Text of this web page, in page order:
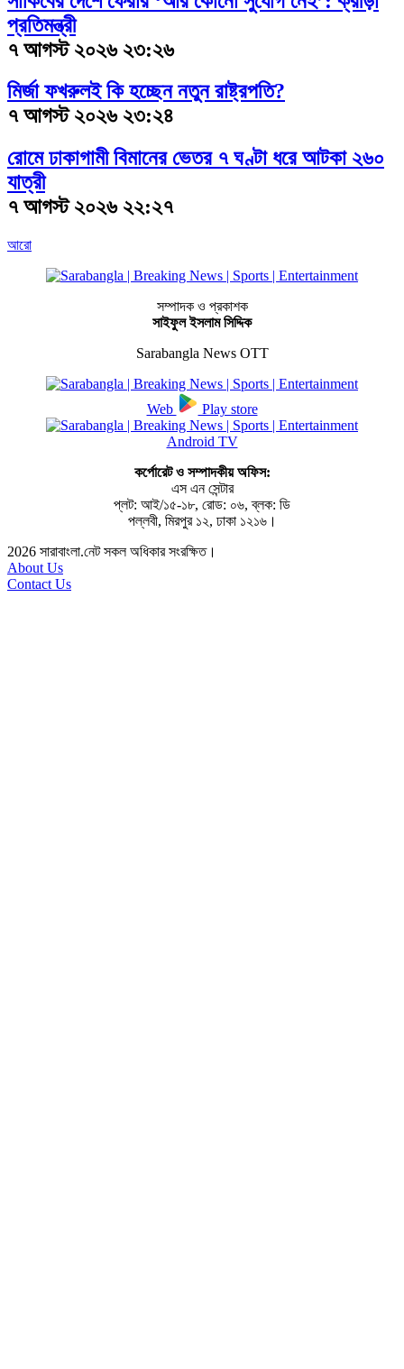
প্রতিমন্ত্রী
৭ আগস্ট ২০২৬ ২৩:২৬
মির্জা ফখরুলই কি হচ্ছেন নতুন রাষ্ট্রপতি?
৭ আগস্ট ২০২৬ ২৩:২৪
রোমে ঢাকাগামী বিমানের ভেতর ৭ ঘণ্টা ধরে আটকা ২৬০
যাত্রী
৭ আগস্ট ২০২৬ ২২:২৭
আরো
সম্পাদক ও প্রকাশক
সাইফুল ইসলাম সিদ্দিক
Sarabangla News OTT
Web Play store
Android TV
কর্পোরেট ও সম্পাদকীয় অফিস:
এস এন সেন্টার
প্লট: আই/১৫-১৮, রোড: ০৬, ব্লক: ডি
পল্লবী, মিরপুর ১২, ঢাকা ১২১৬।
2026 সারাবাংলা.নেট সকল অধিকার সংরক্ষিত।
About Us
Contact Us